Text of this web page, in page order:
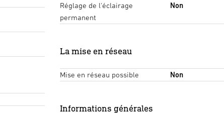
Réglage de l'éclairage
permanent
Non
La mise en réseau
Mise en réseau possible Non
Informations générales